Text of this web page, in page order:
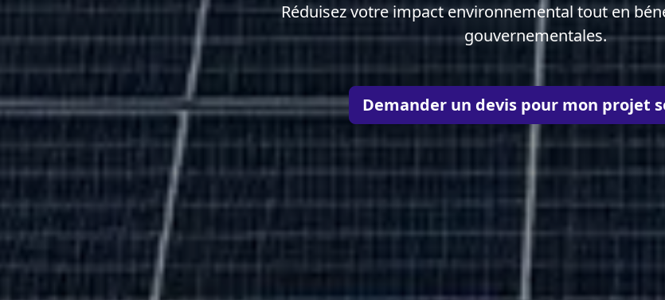
Réduisez votre impact environnemental tout en
gouvernementales.
Demander un devis pour mon projet